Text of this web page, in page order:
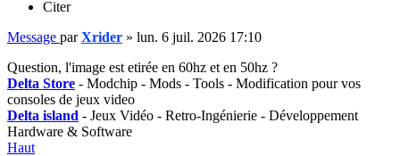
Citer
Message parXrider » lun. 6 juil. 2026 17:10
Question, l'image est etirée en 60hz et en 50hz ?
Delta Store - Modchip - Mods - Tools - Modification pour vos
consoles de jeux video
Delta island - Jeux Vidéo - Retro-Ingénierie - Développement
Hardware & Software
Haut